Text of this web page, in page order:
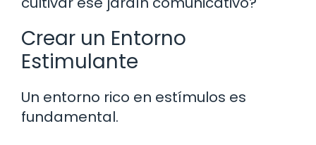
Crear un Entorno
Estimulante
Un entorno rico en estímulos es
fundamental.